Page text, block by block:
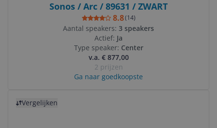
Sonos / Arc / 89631 / ZWART
8.8(14)
Aantal speakers: 3 speakers
Actief: Ja
Type speaker: Center
v.a. € 877,00
2 prijzen
Ga naar goedkoopste
Vergelijken